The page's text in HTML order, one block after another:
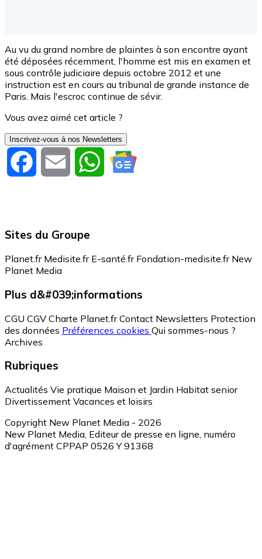
Au vu du grand nombre de plaintes à son encontre ayant
été déposées récemment, l'homme est mis en examen et
sous contrôle judiciaire depuis octobre 2012 et une
instruction est en cours au tribunal de grande instance de
Paris. Mais l'escroc continue de sévir.
Vous avez aimé cet article ?
Inscrivez-vous à nos Newsletters
Facebook Email WhatsApp
Sites du Groupe
Planet.fr Medisite.fr E-santé.fr Fondation-medisite.fr New
Planet Media
Plus d&#039;informations
CGU CGV Charte Planet.fr Contact Newsletters Protection
des données Préférences cookies Qui sommes-nous ?
Archives
Rubriques
Actualités Vie pratique Maison et Jardin Habitat senior
Divertissement Vacances et loisirs
Copyright New Planet Media - 2026
New Planet Media, Editeur de presse en ligne, numéro
d'agrément CPPAP 0526 Y 91368